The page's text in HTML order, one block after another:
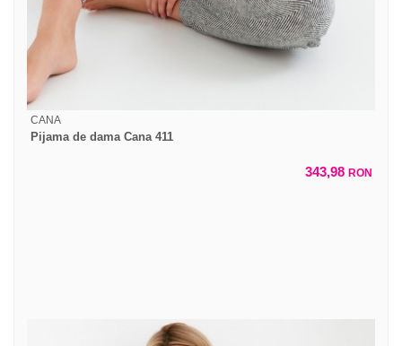
CANA
Pijama de dama Cana 411
343,98 RON